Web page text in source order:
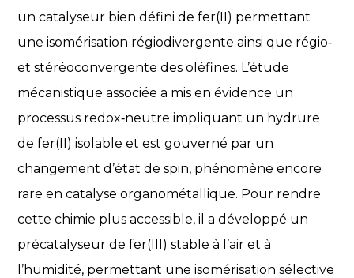
un catalyseur bien défini de fer(II) permettant
une isomérisation régiodivergente ainsi que régio‑
et stéréoconvergente des oléfines. L’étude
mécanistique associée a mis en évidence un
processus redox‑neutre impliquant un hydrure
de fer(II) isolable et est gouverné par un
changement d’état de spin, phénomène encore
rare en catalyse organométallique. Pour rendre
cette chimie plus accessible, il a développé un
précatalyseur de fer(III) stable à l’air et à
l’humidité, permettant une isomérisation sélective